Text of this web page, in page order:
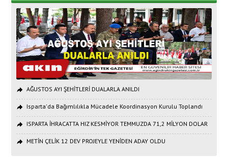
AĞUSTOS AYI ŞEHİTLERİ DUALARLA ANILDI
Isparta'da Bağımlılıkla Mücadele Koordinasyon Kurulu Toplandı
ISPARTA İHRACATTA HIZ KESMİYOR TEMMUZDA 71,2 MİLYON DOLAR
METİN ÇELİK 12 DEV PROJEYLE YENİDEN ADAY OLDU